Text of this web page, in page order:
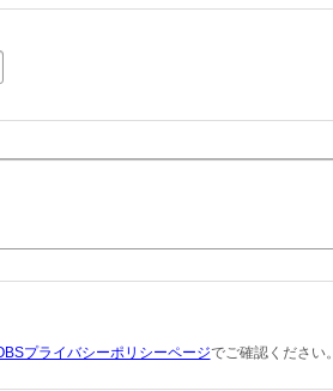
プライバシーポリシーページでご確認ください。